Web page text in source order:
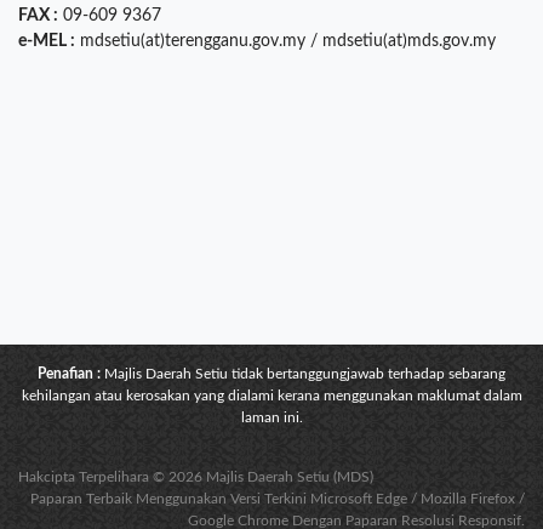
FAX : 09-609 9367
e-MEL : mdsetiu(at)terengganu.gov.my / mdsetiu(at)mds.gov.my
Penafian : Majlis Daerah Setiu tidak bertanggungjawab terhadap sebarang
kehilangan atau kerosakan yang dialami kerana menggunakan maklumat dalam
laman ini.
Hakcipta Terpelihara © 2026 Majlis Daerah Setiu (MDS)
Paparan Terbaik Menggunakan Versi Terkini Microsoft Edge / Mozilla Firefox /
Google Chrome Dengan Paparan Resolusi Responsif.